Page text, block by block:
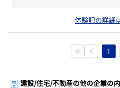
体験記の詳細
1
建設/住宅/不動産の他の企業の